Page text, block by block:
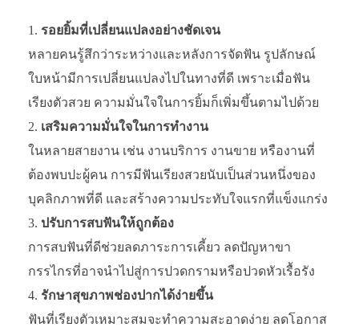
รอยยิ้มที่เปลี่ยนแปลงอย่างชัดเจน
หลายคนรู้สึกว่าระหว่างและหลังการจัดฟัน รูปลักษณ์
ใบหน้ามีการเปลี่ยนแปลงไปในทางที่ดี เพราะเมื่อฟัน
เรียงตัวสวย ความมั่นใจในการยิ้มก็เพิ่มขึ้นตามไปด้วย
เสริมความมั่นใจในการทำงาน
ในหลายสายงาน เช่น งานบริการ งานขาย หรืองานที่
ต้องพบปะผู้คน การมีฟันเรียงสวยนับเป็นส่วนหนึ่งของ
บุคลิกภาพที่ดี และสร้างความประทับใจแรกที่แข็งแกร่ง
ปรับการสบฟันให้ถูกต้อง
การสบฟันที่ดีช่วยลดภาระการเคี้ยว ลดปัญหาขา
กรรไกรที่อาจนำไปสู่การปวดกรามหรือปวดหัวเรื้อรัง
รักษาสุขภาพช่องปากได้ง่ายขึ้น
ฟันที่เรียงตัวเหมาะสมจะทำความสะอาดง่าย ลดโอกาส